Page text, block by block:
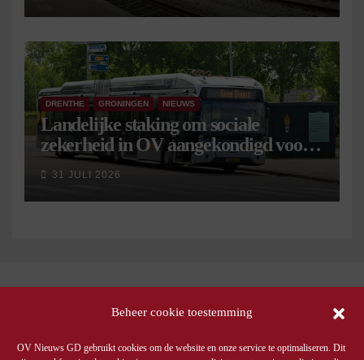
Beheer cookie toestemming
OV Nieuws GD gebruikt cookies om de website en onze service te optimaliseren. Dit
DRENTHE GRONINGEN NIEUWS
Landelijke staking om sociale
zekerheid in OV aangekondigd voor 9
september
31 JULI 2026